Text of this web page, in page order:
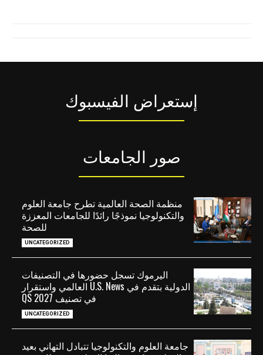
إستعراض الفيسبوك
صور الجامعات
منظمة الصحة العالمية تطرح جامعة العلوم
والتكنولوجيا نموذجًا رائدًا للجامعات المعززة
للصحة
UNCATEGORIZED
اليرموك تسجل حضورها في التصنيفات
الدولية بتقدم في U.S. News العالمي واستقرار
في تصنيف QS 2027
UNCATEGORIZED
جامعة العلوم والتكنولوجيا تتبادل التهاني بعيد